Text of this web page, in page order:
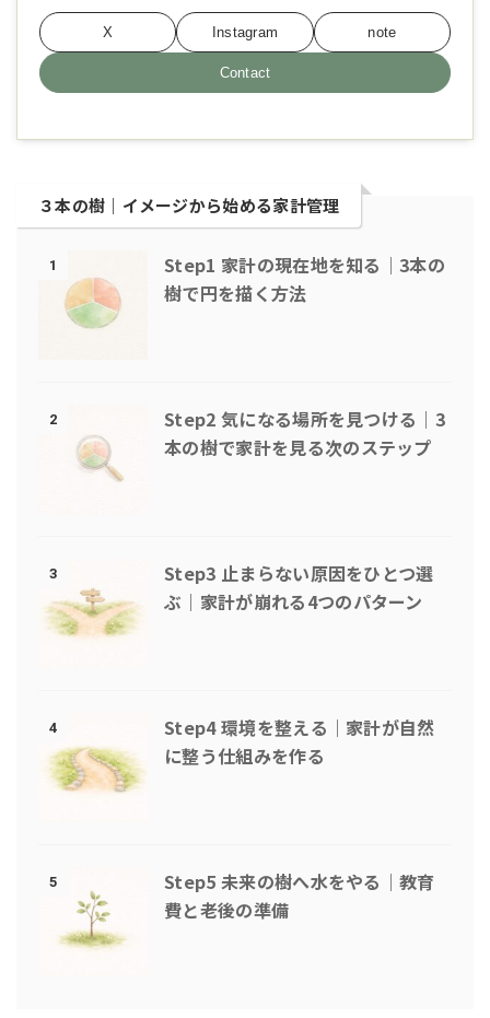
X Instagram note
Contact
３本の樹｜イメージから始める家計管理
1
Step1 家計の現在地を知る｜3本の
樹で円を描く方法
2
Step2 気になる場所を見つける｜3
本の樹で家計を見る次のステップ
3
Step3 止まらない原因をひとつ選
ぶ｜家計が崩れる4つのパターン
4
Step4 環境を整える｜家計が自然
に整う仕組みを作る
5
Step5 未来の樹へ水をやる｜教育
費と老後の準備